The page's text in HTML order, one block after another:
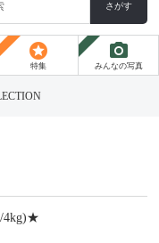
さがす
stars
特集
photo_camera
みんなの写真
4kg)★